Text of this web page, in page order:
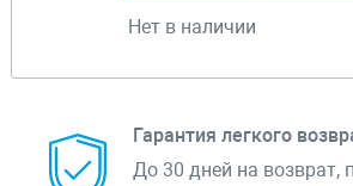
Нет в наличии
Гарантия легкого
До 30 дней на возврат,